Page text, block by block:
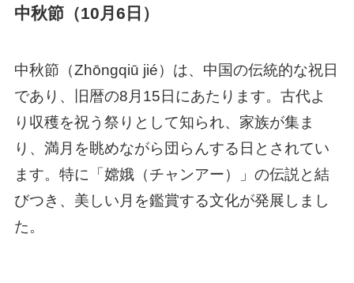
中秋節（10月6日）
中秋節（Zhōngqiū jié）は、中国の伝統的な祝日
であり、旧暦の8月15日にあたります。古代よ
り収穫を祝う祭りとして知られ、家族が集ま
り、満月を眺めながら団らんする日とされてい
ます。特に「嫦娥（チャンアー）」の伝説と結
びつき、美しい月を鑑賞する文化が発展しまし
た。